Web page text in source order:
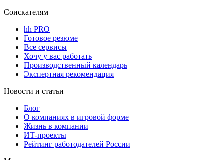
Соискателям
hh PRO
Готовое резюме
Все сервисы
Хочу у вас работать
Производственный календарь
Экспертная рекомендация
Новости и статьи
Блог
О компаниях в игровой форме
Жизнь в компании
ИТ-проекты
Рейтинг работодателей России